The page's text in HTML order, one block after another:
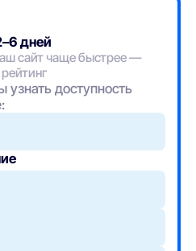
дней
сайт чаще быстрее —
узнать доступность